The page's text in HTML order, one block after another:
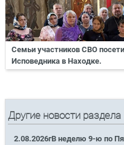
Семьи участников СВО
Исповедника в Находке.
Другие новости раздела
2.08.2026гВ неделю 9-ю по